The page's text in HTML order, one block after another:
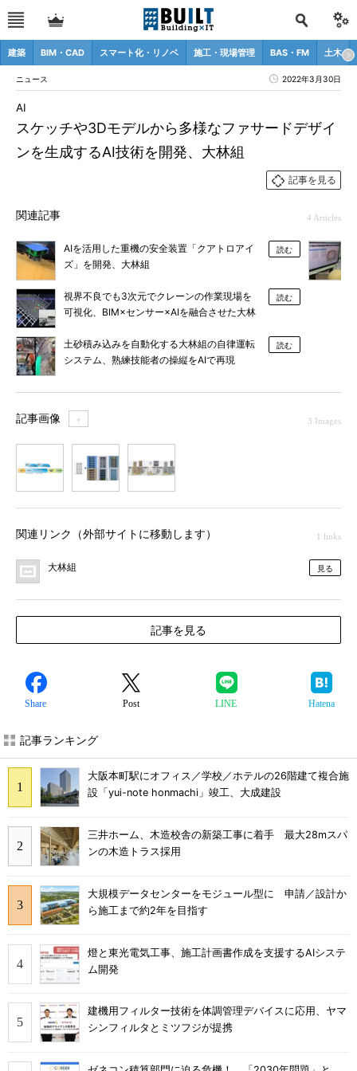
建築 BIM・CAD スマート化・リノベ 施工・現場管理 BAS・FM 土木
ニュース 2022年3月30日
スケッチや3Dモデルから多様なファサードデザイ
ンを生成するAI技術を開発、大林組
AI
記事を見る
関連記事 4 Articles
AIを活用した重機の安全装置「クアトロアイ
ズ」を開発、大林組
読む
視界不良でも3次元でクレーンの作業現場を
可視化、BIM×センサー×AIを融合させた大林
読む
土砂積み込みを自動化する大林組の自律運転
システム、熟練技能者の操縦をAIで再現
読む
記事画像 ＋ 3 Images
関連リンク（外部サイトに移動します） 1 links
大林組 見る
記事を見る
Share Post LINE Hatena
記事ランキング
大阪本町駅にオフィス／学校／ホテルの26階建て複合施
設「yui-note honmachi」竣工、大成建設
三井ホーム、木造校舎の新築工事に着手 最大28mスパ
ンの木造トラス採用
大規模データセンターをモジュール型に 申請／設計か
ら施工まで約2年を目指す
燈と東光電気工事、施工計画書作成を支援するAIシステ
ム開発
建機用フィルター技術を体調管理デバイスに応用、ヤマ
シンフィルタとミツフジが提携